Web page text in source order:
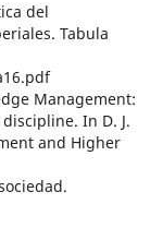
del
Tabula
Management:
In D. J.
and Higher